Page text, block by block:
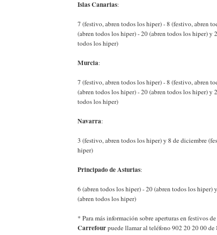
Islas Canarias:
7 (festivo, abren todos los hiper) - 8 (festivo, abren
(abren todos los hiper) - 20 (abren todos los hiper) y
todos los hiper)
Murcia:
7 (festivo, abren todos los hiper) - 8 (festivo, abren
(abren todos los hiper) - 20 (abren todos los hiper) y
todos los hiper)
Navarra:
3 (festivo, abren todos los hiper) y 8 de diciembre
hiper)
Principado de Asturias:
6 (abren todos los hiper) - 20 (abren todos los hiper)
(abren todos los hiper)
* Para más información sobre aperturas en festivos
Carrefourpuede llamar al teléfono 902 20 20 00 de